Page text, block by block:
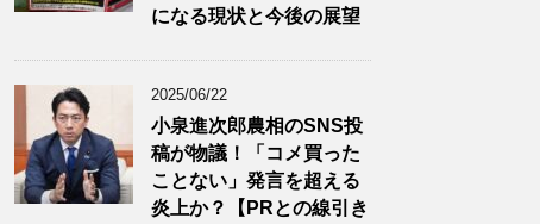
になる現状と今後の展望
2025/06/22
小泉進次郎農相のSNS投
稿が物議！「コメ買った
ことない」発言を超える
炎上か？【PRとの線引き